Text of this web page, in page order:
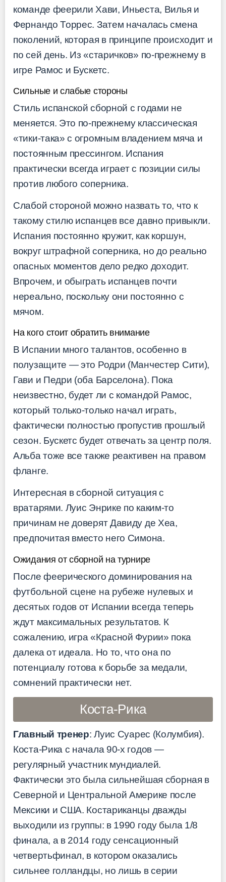
команде феерили Хави, Иньеста, Вилья и
Фернандо Торрес. Затем началась смена
поколений, которая в принципе происходит и
по сей день. Из «старичков» по-прежнему в
игре Рамос и Бускетс.
Сильные и слабые стороны
Стиль испанской сборной с годами не
меняется. Это по-прежнему классическая
«тики-така» с огромным владением мяча и
постоянным прессингом. Испания
практически всегда играет с позиции силы
против любого соперника.
Слабой стороной можно назвать то, что к
такому стилю испанцев все давно привыкли.
Испания постоянно кружит, как коршун,
вокруг штрафной соперника, но до реально
опасных моментов дело редко доходит.
Впрочем, и обыграть испанцев почти
нереально, поскольку они постоянно с
мячом.
На кого стоит обратить внимание
В Испании много талантов, особенно в
полузащите — это Родри (Манчестер Сити),
Гави и Педри (оба Барселона). Пока
неизвестно, будет ли с командой Рамос,
который только-только начал играть,
фактически полностью пропустив прошлый
сезон. Бускетс будет отвечать за центр поля.
Альба тоже все также реактивен на правом
фланге.
Интересная в сборной ситуация с
вратарями. Луис Энрике по каким-то
причинам не доверят Давиду де Хеа,
предпочитая вместо него Симона.
Ожидания от сборной на турнире
После феерического доминирования на
футбольной сцене на рубеже нулевых и
десятых годов от Испании всегда теперь
ждут максимальных результатов. К
сожалению, игра «Красной Фурии» пока
далека от идеала. Но то, что она по
потенциалу готова к борьбе за медали,
сомнений практически нет.
Коста-Рика
Главный тренер: Луис Суарес (Колумбия).
Коста-Рика с начала 90-х годов —
регулярный участник мундиалей.
Фактически это была сильнейшая сборная в
Северной и Центральной Америке после
Мексики и США. Костариканцы дважды
выходили из группы: в 1990 году была 1/8
финала, а в 2014 году сенсационный
четвертьфинал, в котором оказались
сильнее голландцы, но лишь в серии